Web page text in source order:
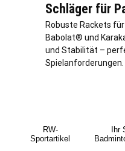
Schläger für
Robuste Rackets
Babolat® und
und Stabilität –
Spielanforderungen.
RW-
Sportartikel
Ihr